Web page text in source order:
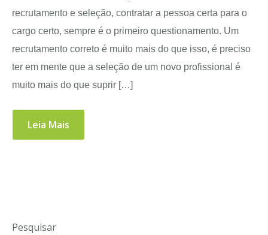
recrutamento e seleção, contratar a pessoa certa para o
cargo certo, sempre é o primeiro questionamento. Um
recrutamento correto é muito mais do que isso, é preciso
ter em mente que a seleção de um novo profissional é
muito mais do que suprir […]
Leia Mais
Pesquisar